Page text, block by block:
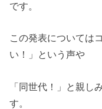
です。
この発表については
い！」という声や
「同世代！」と親し
す。